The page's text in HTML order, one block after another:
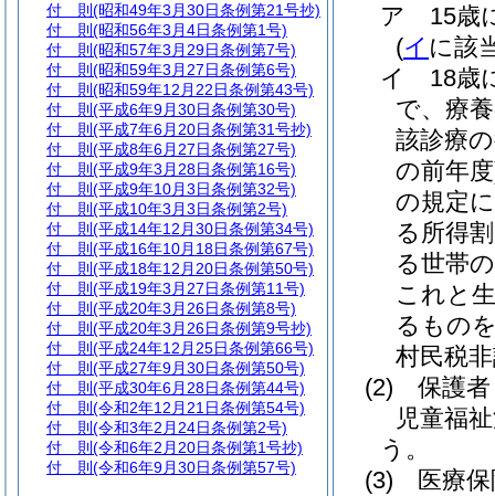
ア
15歳
(イ に該
イ
18歳
で、療
該診療
の前年
の規定
る所得
る世帯
これと
るもの
村民税
(2)
保護者
児童福
う。
(3)
医療
付 則 (昭和49年3月30日条例第21号抄)
付 則 (昭和56年3月4日条例第1号)
付 則 (昭和57年3月29日条例第7号)
付 則 (昭和59年3月27日条例第6号)
付 則 (昭和59年12月22日条例第43号)
付 則 (平成6年9月30日条例第30号)
付 則 (平成7年6月20日条例第31号抄)
付 則 (平成8年6月27日条例第27号)
付 則 (平成9年3月28日条例第16号)
付 則 (平成9年10月3日条例第32号)
付 則 (平成10年3月3日条例第2号)
付 則 (平成14年12月30日条例第34号)
付 則 (平成16年10月18日条例第67号)
付 則 (平成18年12月20日条例第50号)
付 則 (平成19年3月27日条例第11号)
付 則 (平成20年3月26日条例第8号)
付 則 (平成20年3月26日条例第9号抄)
付 則 (平成24年12月25日条例第66号)
付 則 (平成27年9月30日条例第50号)
付 則 (平成30年6月28日条例第44号)
付 則 (令和2年12月21日条例第54号)
付 則 (令和3年2月24日条例第2号)
付 則 (令和6年2月20日条例第1号抄)
付 則 (令和6年9月30日条例第57号)